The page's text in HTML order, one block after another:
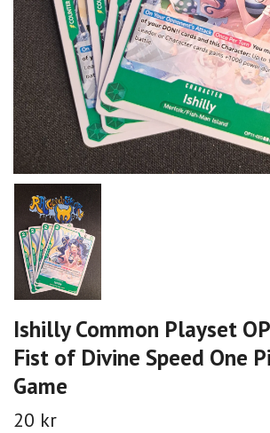
Ishilly Common Playset
Fist of Divine Speed One
Game
20 kr